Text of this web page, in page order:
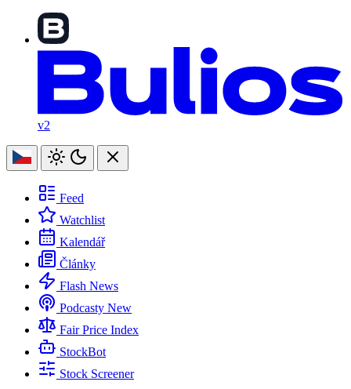
v2
Feed
Watchlist
Kalendář
Články
Flash News
Podcasty New
Fair Price Index
StockBot
Stock Screener